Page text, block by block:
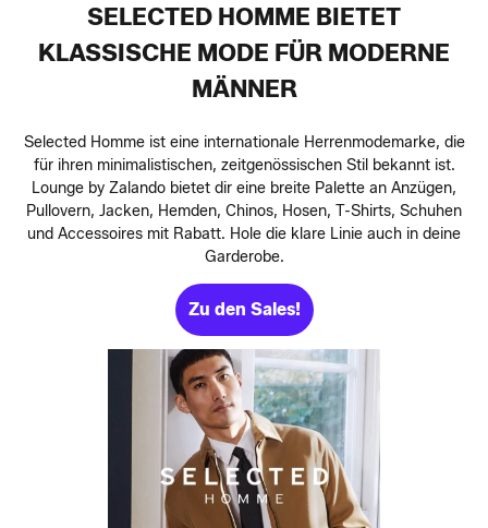
SELECTED HOMME BIETET
KLASSISCHE MODE FÜR MODERNE
MÄNNER
Selected Homme ist eine internationale Herrenmodemarke, die
für ihren minimalistischen, zeitgenössischen Stil bekannt ist.
Lounge by Zalando bietet dir eine breite Palette an Anzügen,
Pullovern, Jacken, Hemden, Chinos, Hosen, T-Shirts, Schuhen
und Accessoires mit Rabatt. Hole die klare Linie auch in deine
Garderobe.
Zu den Sales!